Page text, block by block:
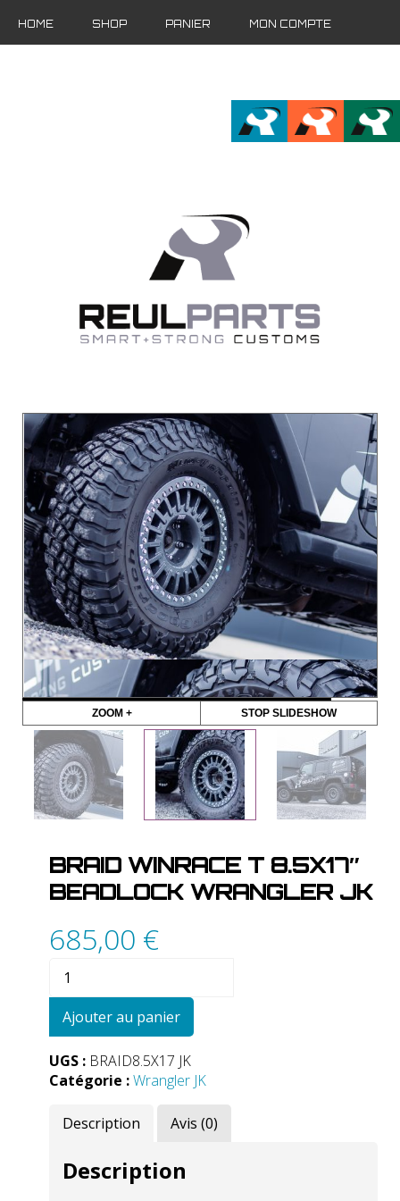
HOME SHOP PANIER MON COMPTE
ZOOM + STOP SLIDESHOW
BRAID WINRACE T 8.5X17″
BEADLOCK WRANGLER JK
685,00 €
WINRACE
8.5X17"
Beadlock
Ajouter au panier
UGS : BRAID8.5X17 JK
Catégorie :Wrangler JK
Description Avis (0)
Description